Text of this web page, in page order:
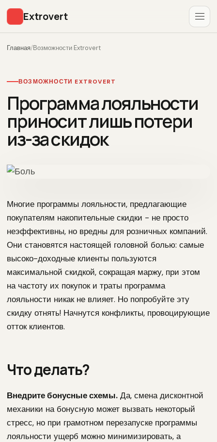
Extrovert
Главная/Возможности Extrovert
ВОЗМОЖНОСТИ EXTROVERT
Программа лояльности
приносит лишь потери
из-за скидок
Многие программы лояльности, предлагающие
покупателям накопительные скидки - не просто
неэффективны, но вредны для розничных компаний.
Они становятся настоящей головной болью: самые
высоко-доходные клиенты пользуются
максимальной скидкой, сокращая маржу, при этом
на частоту их покупок и траты программа
лояльности никак не влияет. Но попробуйте эту
скидку отнять! Начнутся конфликты, провоцирующие
отток клиентов.
Что делать?
Внедрите бонусные схемы. Да, смена дисконтной
механики на бонусную может вызвать некоторый
стресс, но при грамотном перезапуске программы
лояльности ущерб можно минимизировать, а